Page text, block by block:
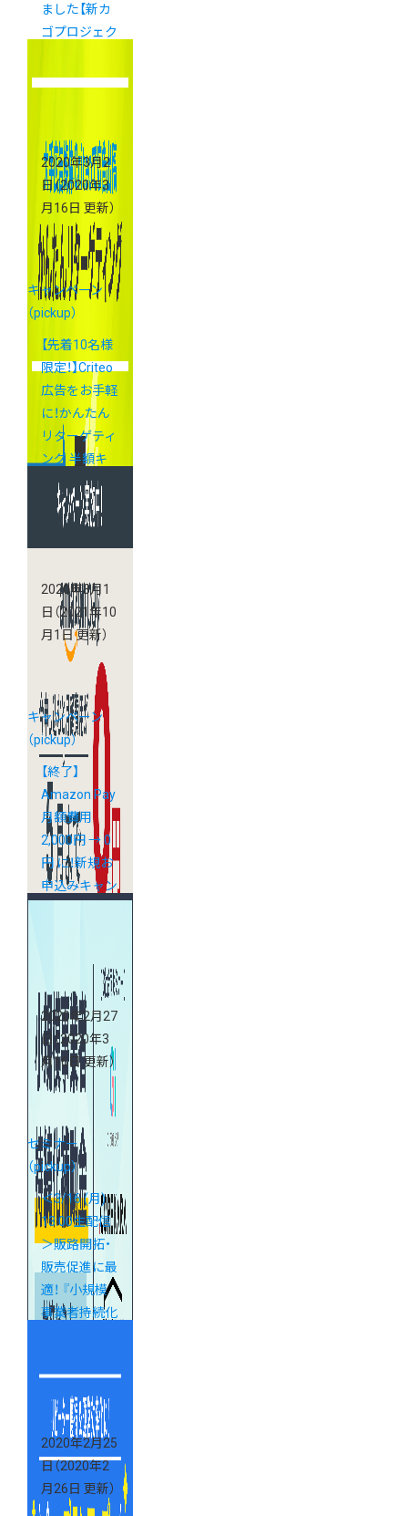
ました【新カ
ゴプロジェク
Vol.22】
2020年3月2
日 （2020年3
月16日 更新）
キャンペーン
（pickup）
【先着10名様
限定！】Criteo
広告をお手軽
に！かんたん
リターゲティ
ング 半額キ
ャンペーン
2020年3月1
日 （2021年10
月1日 更新）
キャンペーン
（pickup）
【終了】
Amazon Pay
月額費用
2,000円 → 0
円 に！新規お
申込みキャン
2020年2月27
日 （2020年3
月16日 更新）
セミナー
（pickup）
＜3/16 (月)
13:00生配信
＞販路開拓・
販売促進に最
適！ 『小規模
事業者持続化
2020年2月25
日 （2020年2
月26日 更新）